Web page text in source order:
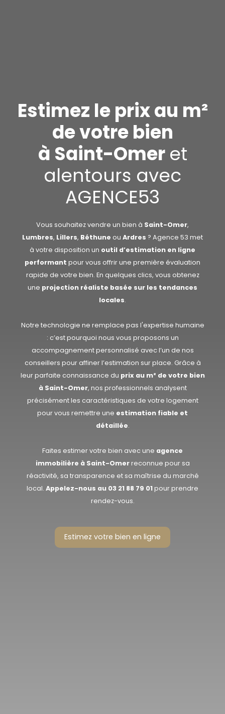
Estimez le prix au m²
de votre bien
à Saint-Omeret
alentours avec
AGENCE53
Vous souhaitez vendre un bien à Saint-Omer,
Lumbres, Lillers, Béthune ou Ardres ? Agence 53 met
à votre disposition un outil d’estimation en ligne
performant pour vous offrir une première évaluation
rapide de votre bien. En quelques clics, vous obtenez
une projection réaliste basée sur les tendances
locales.
Notre technologie ne remplace pas l'expertise humaine
: c’est pourquoi nous vous proposons un
accompagnement personnalisé avec l’un de nos
conseillers pour affiner l’estimation sur place. Grâce à
leur parfaite connaissance du prix au m² de votre bien
à Saint-Omer, nos professionnels analysent
précisément les caractéristiques de votre logement
pour vous remettre une estimation fiable et
détaillée.
Faites estimer votre bien avec une agence
immobilière à Saint-Omerreconnue pour sa
réactivité, sa transparence et sa maîtrise du marché
local. Appelez-nous au 03 21 88 79 01pour prendre
rendez-vous.
Estimez votre bien en ligne